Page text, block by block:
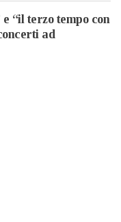
“il terzo tempo con
ad